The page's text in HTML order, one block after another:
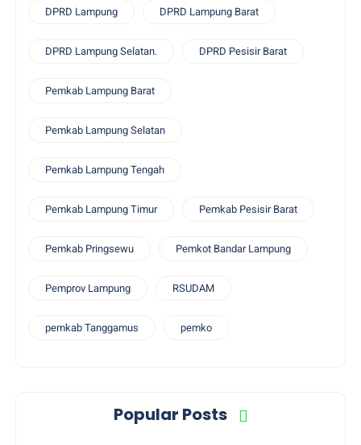
DPRD Lampung DPRD Lampung Barat
DPRD Lampung Selatan. DPRD Pesisir Barat
Pemkab Lampung Barat
Pemkab Lampung Selatan
Pemkab Lampung Tengah
Pemkab Lampung Timur Pemkab Pesisir Barat
Pemkab Pringsewu Pemkot Bandar Lampung
Pemprov Lampung RSUDAM
pemkab Tanggamus pemko
Popular Posts